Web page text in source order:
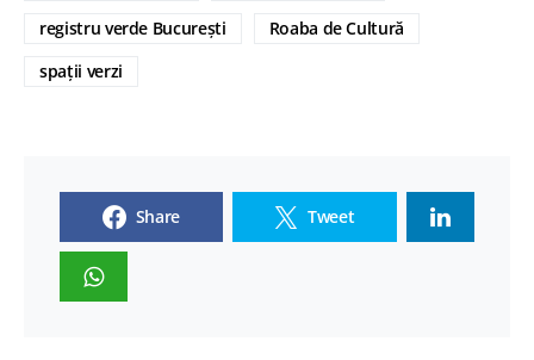
registru verde București
Roaba de Cultură
spații verzi
Share Tweet